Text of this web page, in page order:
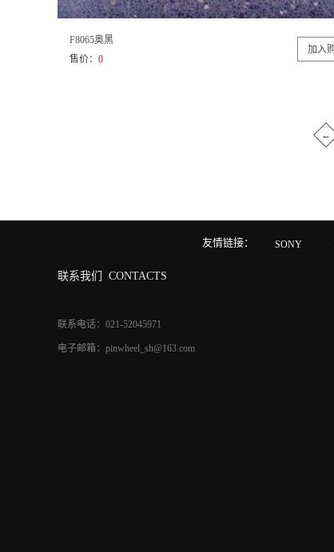
F8065奥黑
售价： 0
←
友情链接： SONY
联系我们 CONTACTS
联系电话：021-52045971
电子邮箱：pinwheel_sh@163.com